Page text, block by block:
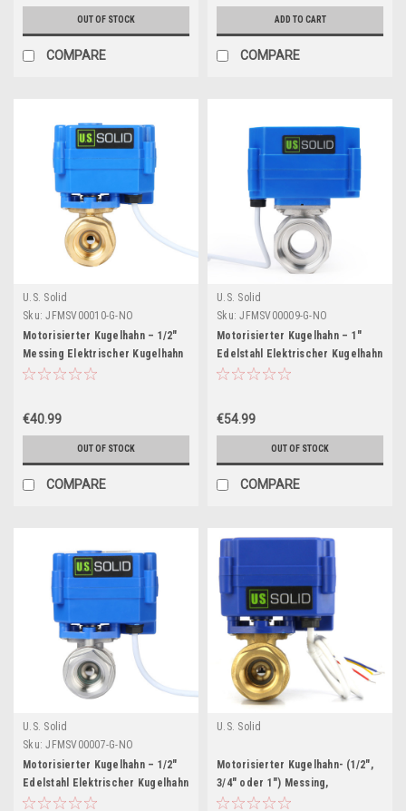
OUT OF STOCK
COMPARE
ADD TO CART
COMPARE
U.S. Solid
Sku: JFMSV00010-G-NO
Motorisierter Kugelhahn – 1/2"
Messing Elektrischer Kugelhahn
mit vollem Durchgang, 9-
€40.99
OUT OF STOCK
COMPARE
U.S. Solid
Sku: JFMSV00009-G-NO
Motorisierter Kugelhahn – 1"
Edelstahl Elektrischer Kugelhahn
mit Standardanschluss, 9-
€54.99
OUT OF STOCK
COMPARE
U.S. Solid
Sku: JFMSV00007-G-NO
Motorisierter Kugelhahn – 1/2"
Edelstahl Elektrischer Kugelhahn
mit vollem Durchgang, 9-
U.S. Solid
Motorisierter Kugelhahn- (1/2",
3/4" oder 1") Messing,
Elektrisches Kugelventil, 9-24V